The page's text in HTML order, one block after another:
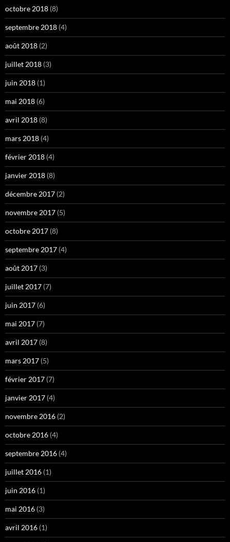
octobre 2018 (8)
septembre 2018 (4)
août 2018 (2)
juillet 2018 (3)
juin 2018 (1)
mai 2018 (6)
avril 2018 (8)
mars 2018 (4)
février 2018 (4)
janvier 2018 (8)
décembre 2017 (2)
novembre 2017 (5)
octobre 2017 (8)
septembre 2017 (4)
août 2017 (3)
juillet 2017 (7)
juin 2017 (6)
mai 2017 (7)
avril 2017 (8)
mars 2017 (5)
février 2017 (7)
janvier 2017 (4)
novembre 2016 (2)
octobre 2016 (4)
septembre 2016 (4)
juillet 2016 (1)
juin 2016 (1)
mai 2016 (3)
avril 2016 (1)